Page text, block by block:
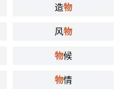
造物
风物
物候
物情